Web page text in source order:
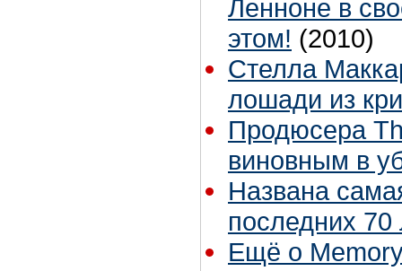
Ленноне в
этом! (2010)
Стелла
лошади из
Продюсера
виновным в
Названа
последних 70
Ещё о